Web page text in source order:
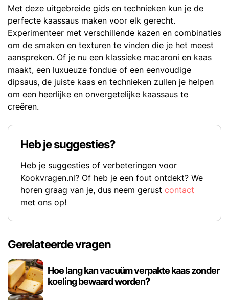
Met deze uitgebreide gids en technieken kun je de
perfecte kaassaus maken voor elk gerecht.
Experimenteer met verschillende kazen en combinaties
om de smaken en texturen te vinden die je het meest
aanspreken. Of je nu een klassieke macaroni en kaas
maakt, een luxueuze fondue of een eenvoudige
dipsaus, de juiste kaas en technieken zullen je helpen
om een heerlijke en onvergetelijke kaassaus te
creëren.
Heb je suggesties?
Heb je suggesties of verbeteringen voor
Kookvragen.nl? Of heb je een fout ontdekt? We
horen graag van je, dus neem gerust contact
met ons op!
Gerelateerde vragen
Hoe lang kan vacuüm verpakte kaas zonder
koeling bewaard worden?